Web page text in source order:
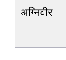
अग्निवीर